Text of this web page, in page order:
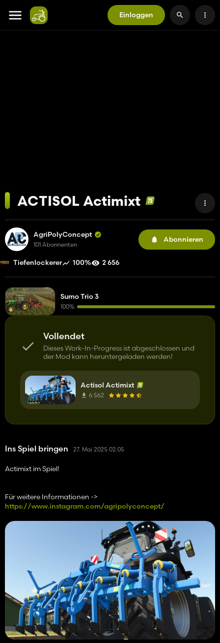
Einloggen
ACTISOL Actimixt
AgriPolyConcept
101 Abonnenten
Abonnieren
Tiefenlockerer 100% 2 656
Vollendet
Dieses Work-In-Progress ist abgeschlossen und
der Mod kann heruntergeladen werden!
Actisol Actimixt
6 562
Ins Spiel bringen 27. Mai 2025 02:05
Actimixt im Spiel!
Für weitere Informationen ->
https://www.instagram.com/agripolyconcept/
Sumo Trio 3
100%